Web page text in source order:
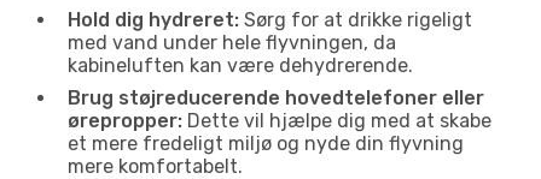
Hold dig hydreret: Sørg for at drikke rigeligt
med vand under hele flyvningen, da
kabineluften kan være dehydrerende.
Brug støjreducerende hovedtelefoner eller
ørepropper: Dette vil hjælpe dig med at skabe
et mere fredeligt miljø og nyde din flyvning
mere komfortabelt.